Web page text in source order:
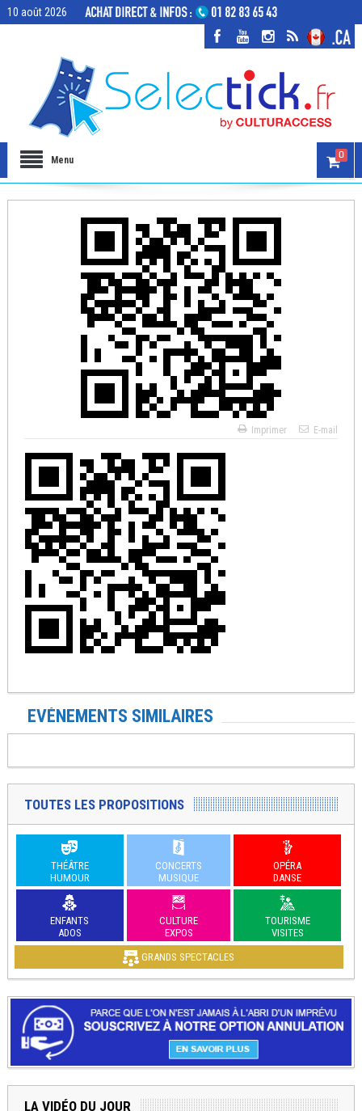
10 août 2026
Menu 0
Imprimer E-mail
EVÉNEMENTS SIMILAIRES
TOUTES LES PROPOSITIONS
THÉÂTRE
HUMOUR
CONCERTS
MUSIQUE
OPÉRA
DANSE
ENFANTS
ADOS
CULTURE
EXPOS
TOURISME
VISITES
GRANDS SPECTACLES
LA VIDÉO DU JOUR